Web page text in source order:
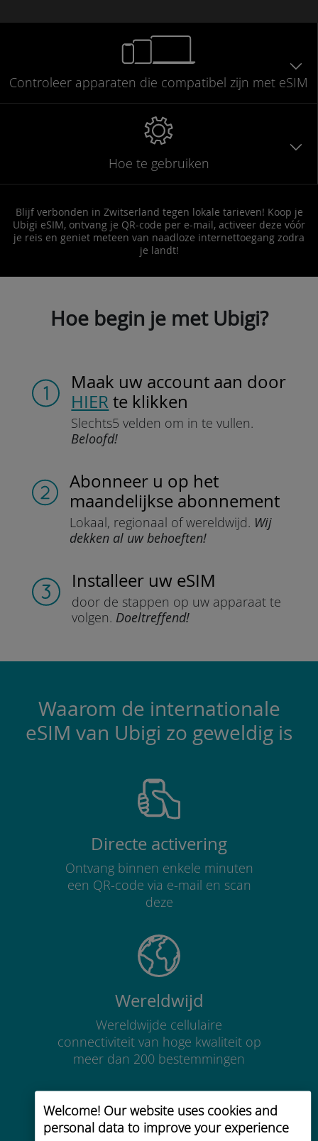
Welcome! Our website uses cookies and
personal data to improve your experience
Controleer apparaten die compatibel zijn met eSIM
Hoe te gebruiken
Blijf verbonden in Zwitserland tegen lokale tarieven! Koop je
Ubigi eSIM, ontvang je QR-code per e-mail, activeer deze vóór
je reis en geniet meteen van naadloze internettoegang zodra
je landt!
Hoe begin je met Ubigi?
Maak uw account aan door
HIER te klikken
Slechts5 velden om in te vullen.
Beloofd!
Abonneer u op het
maandelijkse abonnement
Lokaal, regionaal of wereldwijd. Wij
dekken al uw behoeften!
Installeer uw eSIM
door de stappen op uw apparaat te
volgen. Doeltreffend!
Waarom de internationale
eSIM van Ubigi zo geweldig is
Directe activering
Ontvang binnen enkele minuten
een QR-code via e-mail en scan
deze
Wereldwijd
Wereldwijde cellulaire
connectiviteit van hoge kwaliteit op
meer dan 200 bestemmingen